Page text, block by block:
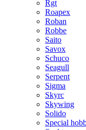
Rgt
Roapex
Roban
Robbe
Saito
Savox
Schuco
Seagull
Serpent
Sigma
Skyrc
Skywing
Solido
Special